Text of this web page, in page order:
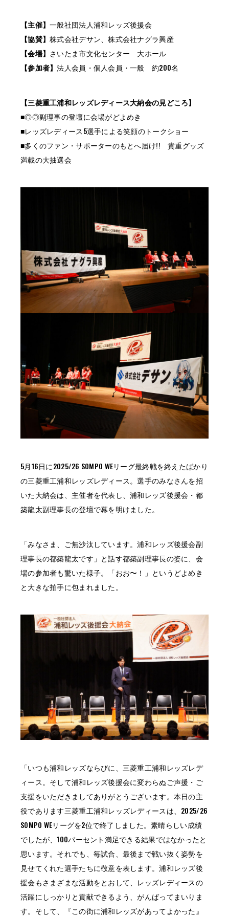
【主催】一般社団法人浦和レッズ後援会
【協賛】株式会社デサン、株式会社ナグラ興産
【会場】 さいたま市文化センター 大ホール
【参加者】法人会員・個人会員・一般 約200名
【三菱重工浦和レッズレディース大納会の見どころ】
■◎◎副理事の登壇に会場がどよめき
■レッズレディース5選手による笑顔のトークショー
■多くのファン・サポーターのもとへ届け!! 貴重グッズ
満載の大抽選会
5月16日に2025/26 SOMPO WEリーグ最終戦を終えたばかり
の三菱重工浦和レッズレディース。選手のみなさんを招
いた大納会は、主催者を代表し、浦和レッズ後援会・都
築龍太副理事長の登壇で幕を明けました。
「みなさま、ご無沙汰しています。浦和レッズ後援会副
理事長の都築龍太です」と話す都築副理事長の姿に、会
場の参加者も驚いた様子。「おお〜！」というどよめき
と大きな拍手に包まれました。
「いつも浦和レッズならびに、三菱重工浦和レッズレデ
ィース。そして浦和レッズ後援会に変わらぬご声援・ご
支援をいただきましてありがとうございます。本日の主
役であります三菱重工浦和レッズレディースは、2025/26
SOMPO WEリーグを2位で終了しました。素晴らしい成績
でしたが、100パーセント満足できる結果ではなかったと
思います。それでも、毎試合、最後まで戦い抜く姿勢を
見せてくれた選手たちに敬意を表します。浦和レッズ後
援会もさまざまな活動をとおして、レッズレディースの
活躍にしっかりと貢献できるよう、がんばってまいりま
す。そして、『この街に浦和レッズがあってよかった』